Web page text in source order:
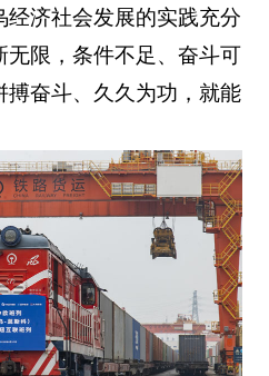
经济社会发展的实践充分
限，条件不足、奋斗可
奋斗、久久为功，就能